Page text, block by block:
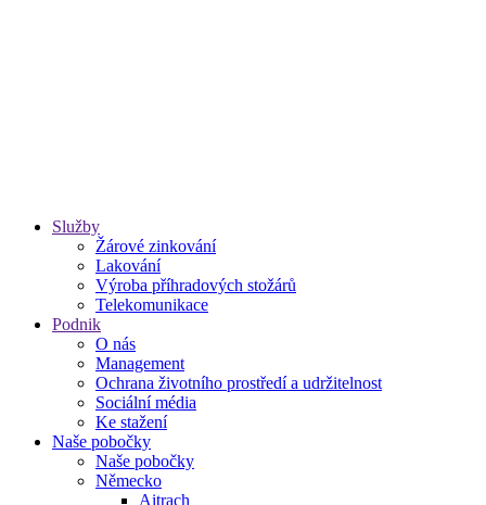
Služby
Žárové zinkování
Lakování
Výroba příhradových stožárů
Telekomunikace
Podnik
O nás
Management
Ochrana životního prostředí a udržitelnost
Sociální média
Ke stažení
Naše pobočky
Naše pobočky
Německo
Aitrach